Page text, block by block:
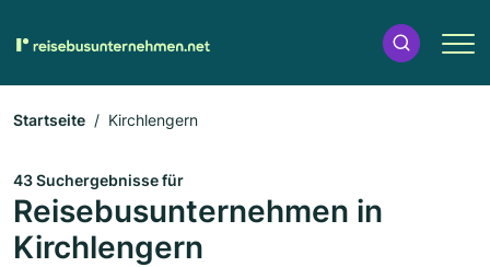
Startseite Kirchlengern
43 Suchergebnisse für
Reisebusunternehmen in
Kirchlengern